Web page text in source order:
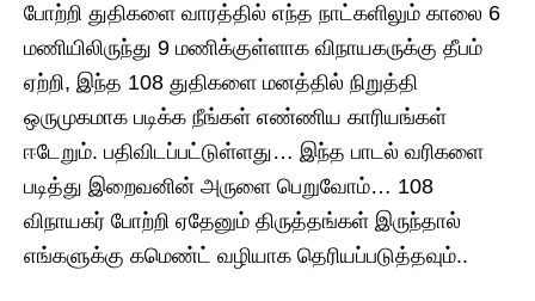
போற்றி துதிகளை வாரத்தில் எந்த நாட்களிலும் காலை 6
மணியிலிருந்து 9 மணிக்குள்ளாக விநாயகருக்கு தீபம்
ஏற்றி, இந்த 108 துதிகளை மனத்தில் நிறுத்தி
ஒருமுகமாக‌ படிக்க நீங்கள் எண்ணிய காரியங்கள்
ஈடேறும். பதிவிடப்பட்டுள்ளது… இந்த பாடல் வரிகளை
படித்து இறைவனின் அருளை பெறுவோம்… 108
விநாயகர் போற்றி ஏதேனும் திருத்தங்கள் இருந்தால்
எங்களுக்கு கமெண்ட் வழியாக தெரியப்படுத்தவும்..